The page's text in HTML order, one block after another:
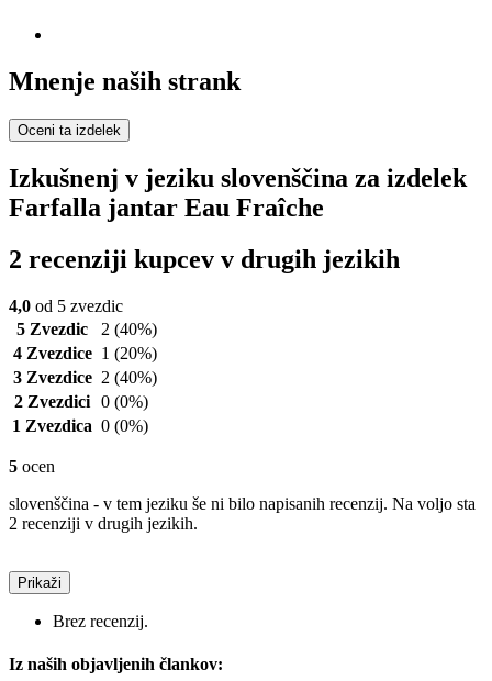
Mnenje naših strank
Oceni ta izdelek
Izkušnenj v jeziku slovenščina za izdelek
Farfalla jantar Eau Fraîche
2 recenziji kupcev v drugih jezikih
4,0 od 5 zvezdic
5 Zvezdic
2 (40%)
4 Zvezdice 1 (20%)
3 Zvezdice 2 (40%)
2 Zvezdici 0 (0%)
1 Zvezdica 0 (0%)
5 ocen
slovenščina - v tem jeziku še ni bilo napisanih recenzij. Na voljo sta
2 recenziji v drugih jezikih.
Prikaži
Brez recenzij.
Iz naših objavljenih člankov: